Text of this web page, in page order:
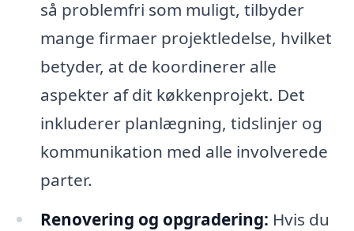
så problemfri som muligt, tilbyder
mange firmaer projektledelse, hvilket
betyder, at de koordinerer alle
aspekter af dit køkkenprojekt. Det
inkluderer planlægning, tidslinjer og
kommunikation med alle involverede
parter.
Renovering og opgradering: Hvis du